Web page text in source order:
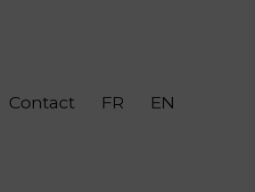
Contact FR EN